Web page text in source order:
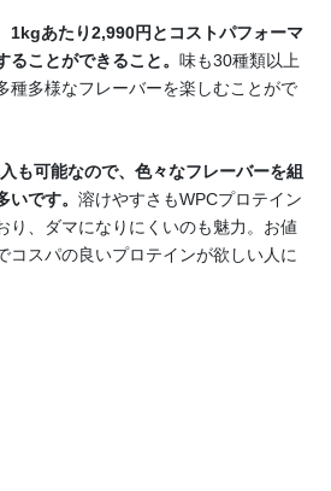
1kgあたり2,990円とコストパフォーマ
ることができること。味も30種類以上
種多様なフレーバーを楽しむことがで
も可能なので、色々なフレーバーを組
いです。溶けやすさもWPCプロテイン
り、ダマになりにくいのも魅力。お値
コスパの良いプロテインが欲しい人に